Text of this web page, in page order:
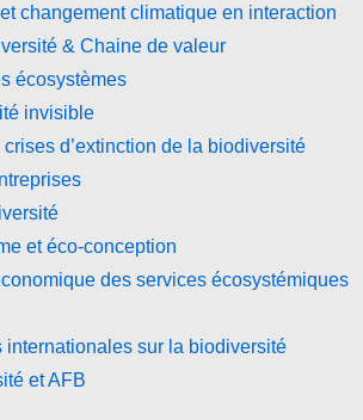
changement climatique en interaction
& Chaine de valeur
écosystèmes
invisible
crises d’extinction de la biodiversité
et éco-conception
des services écosystémiques
internationales sur la biodiversité
et AFB